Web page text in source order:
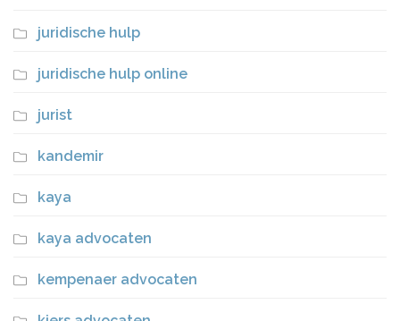
juridische hulp
juridische hulp online
jurist
kandemir
kaya
kaya advocaten
kempenaer advocaten